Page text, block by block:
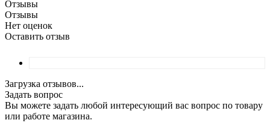
Отзывы
Отзывы
Нет оценок
Оставить отзыв
Загрузка отзывов...
Задать вопрос
Вы можете задать любой интересующий вас вопрос по товару
или работе магазина.